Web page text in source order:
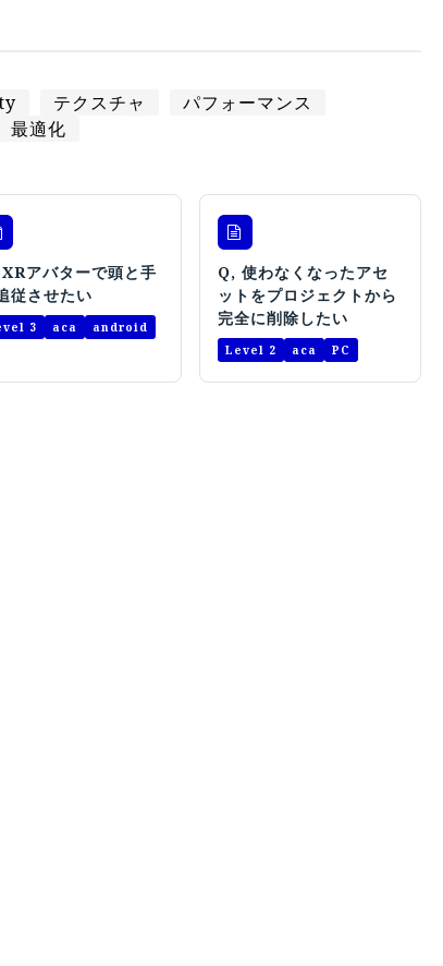
テクスチャ
パフォーマンス
最適化
アバターで頭と手
従させたい
3 aca android
Q, 使わなくなったアセ
ットをプロジェクトから
完全に削除したい
Level 2 aca PC